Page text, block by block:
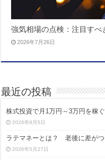
強気相場の点検：注目すべ
2026年7月26日
最近の投稿
株式投資で月1万円～3万円を稼
2026年8月5日
ラテマネーとは？ 老後に差が
2026年5月27日